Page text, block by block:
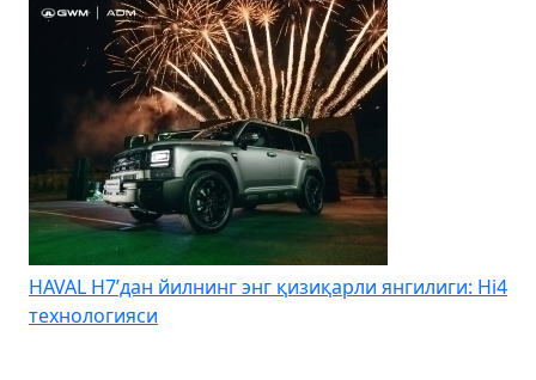
HAVAL H7’дан йилнинг энг қизиқарли янгилиги: Hi4
технологияси